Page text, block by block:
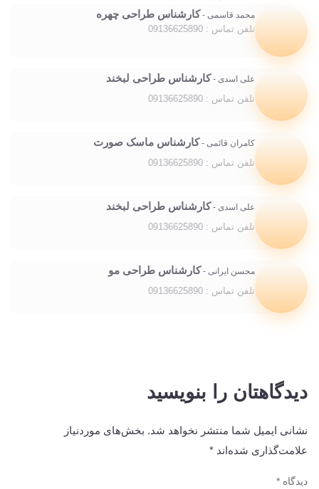
محمد قاسمی - کارشناس طراحی چهره
تلفن تماس : 09136625890
علی اسدی - کارشناس طراحی لبخند
تلفن تماس : 09136625890
کامران قائمی - کارشناس ماسک صورت
تلفن تماس : 09136625890
علی اسدی - کارشناس طراحی لبخند
تلفن تماس : 09136625890
محسن ایرانی - کارشناس طراحی مو
تلفن تماس : 09136625890
دیدگاهتان را بنویسید
نشانی ایمیل شما منتشر نخواهد شد. بخش‌های موردنیاز
علامت‌گذاری شده‌اند *
دیدگاه *